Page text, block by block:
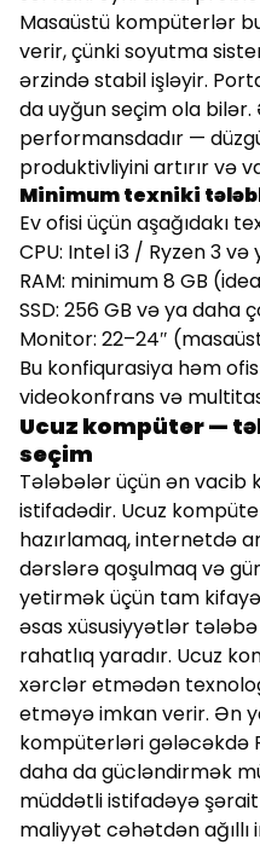
Masaüstü kompüterlər
verir, çünki soyutma
ərzində stabil işləyir.
da uyğun seçim ola
performansdadır —
produktivliyini artırır və
Minimum texniki
Ev ofisi üçün aşağıdakı
CPU: Intel i3 / Ryzen 3 və
RAM: minimum 8 GB
SSD: 256 GB və ya daha
Monitor: 22–24″
Bu konfiqurasiya həm
videokonfrans və
Ucuz kompüter —
seçim
Tələbələr üçün ən
istifadədir. Ucuz
hazırlamaq, internetdə
dərslərə qoşulmaq və
yetirmək üçün tam
əsas xüsusiyyətlər
rahatlıq yaradır. Ucuz
xərclər etmədən
etməyə imkan verir. Ən
kompüterləri gələcəkdə
daha da gücləndirmək
müddətli istifadəyə
maliyyət cəhətdən ağıllı